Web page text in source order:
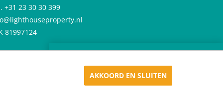
AKKOORD EN SLUITEN
+31 23 30 30 399
81997124
×
Huren in De Meester
Appartementen in Haarlem